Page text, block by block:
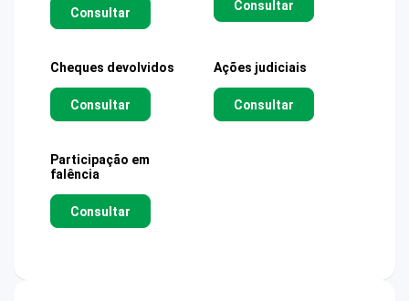
Consultar Consultar
Cheques devolvidos
Consultar
Ações judiciais
Consultar
Participação em
falência
Consultar